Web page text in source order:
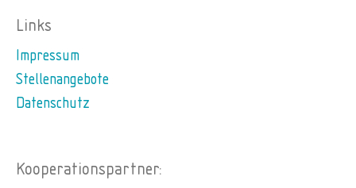
Links
Impressum
Stellenangebote
Datenschutz
Kooperationspartner: